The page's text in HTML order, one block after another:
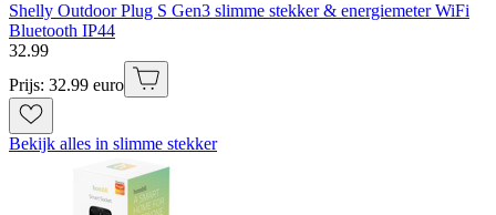
Shelly Outdoor Plug S Gen3 slimme stekker & energiemeter WiFi
Bluetooth IP44
32.99
Prijs: 32.99 euro
Bekijk alles in slimme stekker